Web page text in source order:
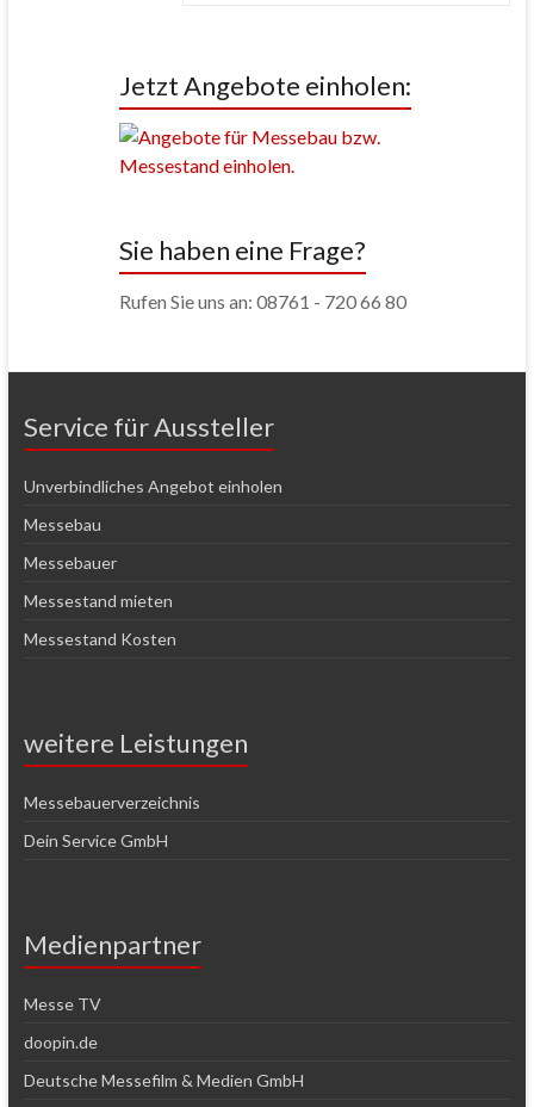
Jetzt Angebote einholen:
Sie haben eine Frage?
Rufen Sie uns an: 08761 - 720 66 80
Service für Aussteller
Unverbindliches Angebot einholen
Messebau
Messebauer
Messestand mieten
Messestand Kosten
weitere Leistungen
Messebauerverzeichnis
Dein Service GmbH
Medienpartner
Messe TV
doopin.de
Deutsche Messefilm & Medien GmbH